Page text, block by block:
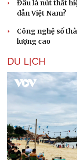
Đâu là nút thắt
dẫn Việt Nam?
Công nghệ số
lượng cao
DU LỊCH